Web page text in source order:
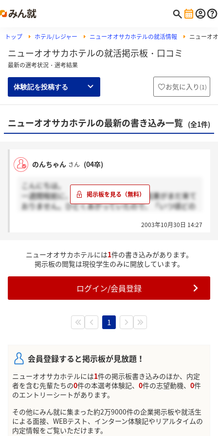
トップ ホテル/レジャー ニューオオサカホテルの就活情報 ニューオ
ニューオオサカホテルの就活掲示板・口コミ
最新の選考状況・選考結果
体験記を投稿する お気に入り (1)
ニューオオサカホテルの最新の書き込み一覧 (全1件)
のんちゃん さん (04卒)
こんにちは。
一週間程前に、面接を受けたのですが結果がまだ来て
おりません。ひどくあがっていたので、「いつ頃どの
2003年10月30日 14:27
ニューオオサカホテルには1件の書き込みがあります。
掲示板の閲覧は現役学生のみに開放しています。
ログイン/会員登録
1
会員登録すると掲示板が見放題！
ニューオオサカホテルには1件の掲示板書き込みのほか、内定
者を含む先輩たちの0件の本選考体験記、 0件の志望動機、 0件
のエントリーシートがあります。
その他にみん就に集まった約2万9000件の企業掲示板や就活生
による面接、WEBテスト、インターン体験記やリアルタイムの
内定情報をご覧いただけます。